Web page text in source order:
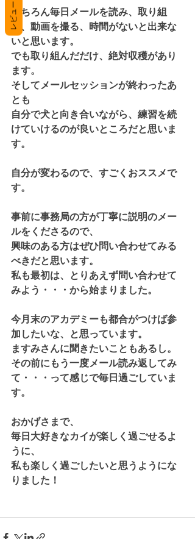
もちろん毎日メールを読み、取り組
む、動画を撮る、時間がないと出来な
いと思います。
でも取り組んだだけ、絶対収穫があり
ます。
そしてメールセッションが終わったあ
とも
自分で犬と向き合いながら、練習を続
けていけるのが良いところだと思いま
す。
自分が変わるので、すごくおススメで
す。
事前に事務局の方が丁寧に説明のメー
ルをくださるので、
興味のある方はぜひ問い合わせてみる
べきだと思います。
私も最初は、とりあえず問い合わせて
みよう・・・から始まりました。
今月末のアカデミーも都合がつけば参
加したいな、と思っています。
ますみさんに聞きたいこともあるし。
その前にもう一度メール読み返してみ
て・・・って感じで毎日過ごしていま
す。
おかげさまで、
毎日大好きなカイが楽しく過ごせるよ
うに、
私も楽しく過ごしたいと思うようにな
りました！
レビュー